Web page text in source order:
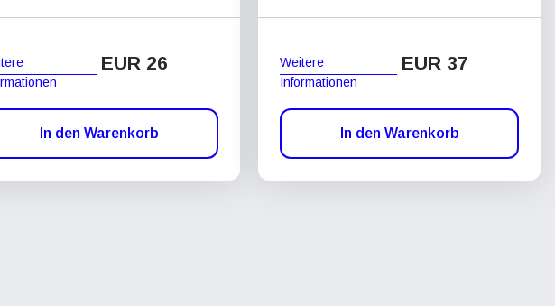
EUR 26
In den Warenkorb
Weitere
Informationen
EUR 37
In den Warenkorb